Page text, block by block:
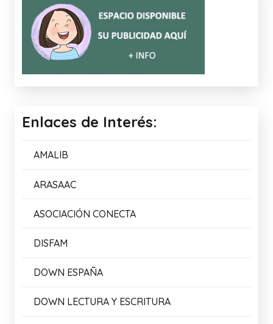
Enlaces de Interés:
AMALIB
ARASAAC
ASOCIACIÓN CONECTA
DISFAM
DOWN ESPAÑA
DOWN LECTURA Y ESCRITURA